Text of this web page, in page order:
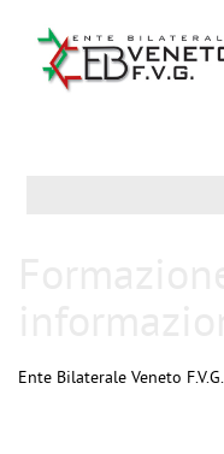
Ente Bilaterale Veneto F.V.G.